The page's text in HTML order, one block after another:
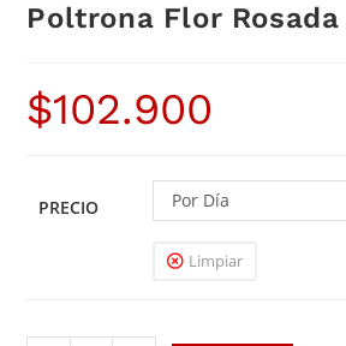
Poltrona Flor Rosada
$102.900
PRECIO Por Día
Limpiar